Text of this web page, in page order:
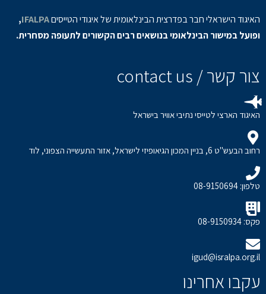
האיגוד הישראלי חבר בפדרצית הבינלאומית של איגודי הטייסיםIFALPA
,
ופועל במישור הבינלאומי בנושאים רבים הקשורים לתעופה מסחרית.
צור קשר / contact us
האיגוד הארצי לטייסי נתיבי אוויר בישראל
רחוב הבעש"ט 6, בניין המכון הגיאופיזי לישראל, אזור התעשייה הצפוני, לוד
טלפון: 08-9150694
פקס: 08-9150934
igud@isralpa.org.il
עקבו אחרינו